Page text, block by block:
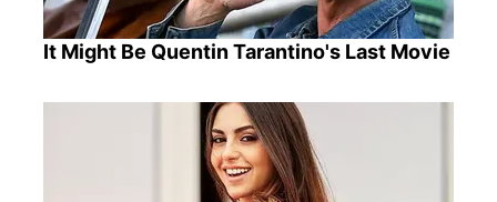
It Might Be Quentin Tarantino's Last Movie